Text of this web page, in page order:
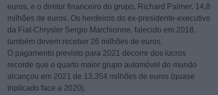
euros, e o diretor financeiro do grupo, Richard Palmer, 14,8
milhões de euros. Os herdeiros do ex-presidente-executivo
da Fiat-Chrysler Sergio Marchionne, falecido em 2018,
também devem receber 26 milhões de euros.
O pagamento previsto para 2021 decorre dos lucros
recorde que o quarto maior grupo automóvel do mundo
alcançou em 2021 de 13.354 milhões de euros (quase
triplicado face a 2020).